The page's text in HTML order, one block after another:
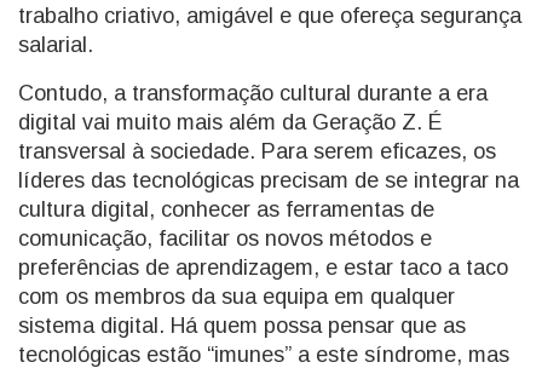
trabalho criativo, amigável e que ofereça segurança
salarial.
Contudo, a transformação cultural durante a era
digital vai muito mais além da Geração Z. É
transversal à sociedade. Para serem eficazes, os
líderes das tecnológicas precisam de se integrar na
cultura digital, conhecer as ferramentas de
comunicação, facilitar os novos métodos e
preferências de aprendizagem, e estar taco a taco
com os membros da sua equipa em qualquer
sistema digital. Há quem possa pensar que as
tecnológicas estão “imunes” a este síndrome, mas